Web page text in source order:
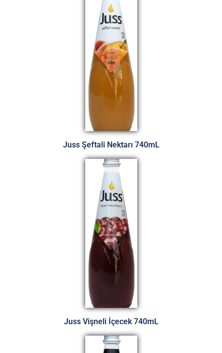
Juss Şeftali Nektarı 740mL
Juss Vişneli İçecek 740mL